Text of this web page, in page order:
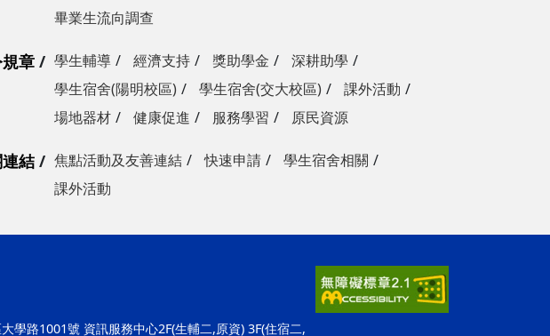
畢業生流向調查
章 學生輔導 經濟支持 獎助學金
深耕助學
學生宿舍(陽明校區)
學生宿舍(交大校區)
課外活動
場地器材
健康促進 服務學習 原民資源
結 焦點活動及友善連結 快速申請
學生宿舍相關
課外活動
學路1001號 資訊服務中心2F(生輔二,原資) 3F(住宿二,